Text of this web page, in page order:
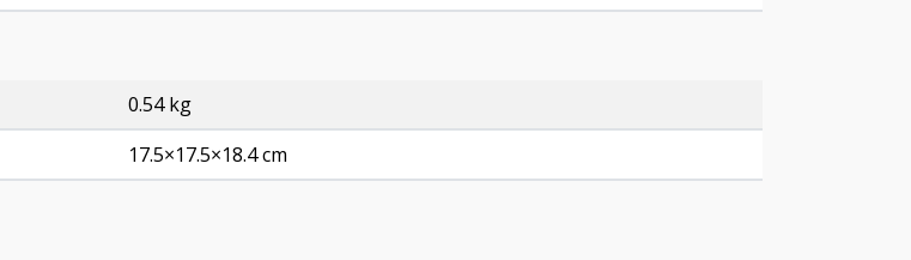
0.54 kg
17.5×17.5×18.4 cm